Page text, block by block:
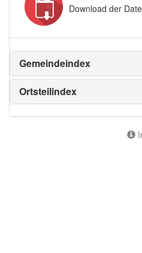
Download der
Gemeindeindex
Ortsteilindex